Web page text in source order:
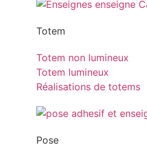
Totem
Totem non lumineux
Totem lumineux
Réalisations de totems
Pose